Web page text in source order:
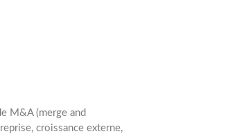
M&A (merge and
croissance externe,